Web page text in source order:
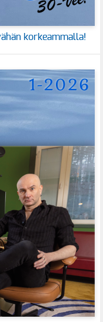
korkeammalla!